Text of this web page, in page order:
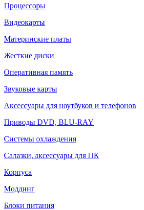
Процессоры
Видеокарты
Материнские платы
Жесткие диски
Оперативная память
Звуковые карты
Аксессуары для ноутбуков и телефонов
Приводы DVD, BLU-RAY
Системы охлаждения
Салазки, аксессуары для ПК
Корпуса
Моддинг
Блоки питания